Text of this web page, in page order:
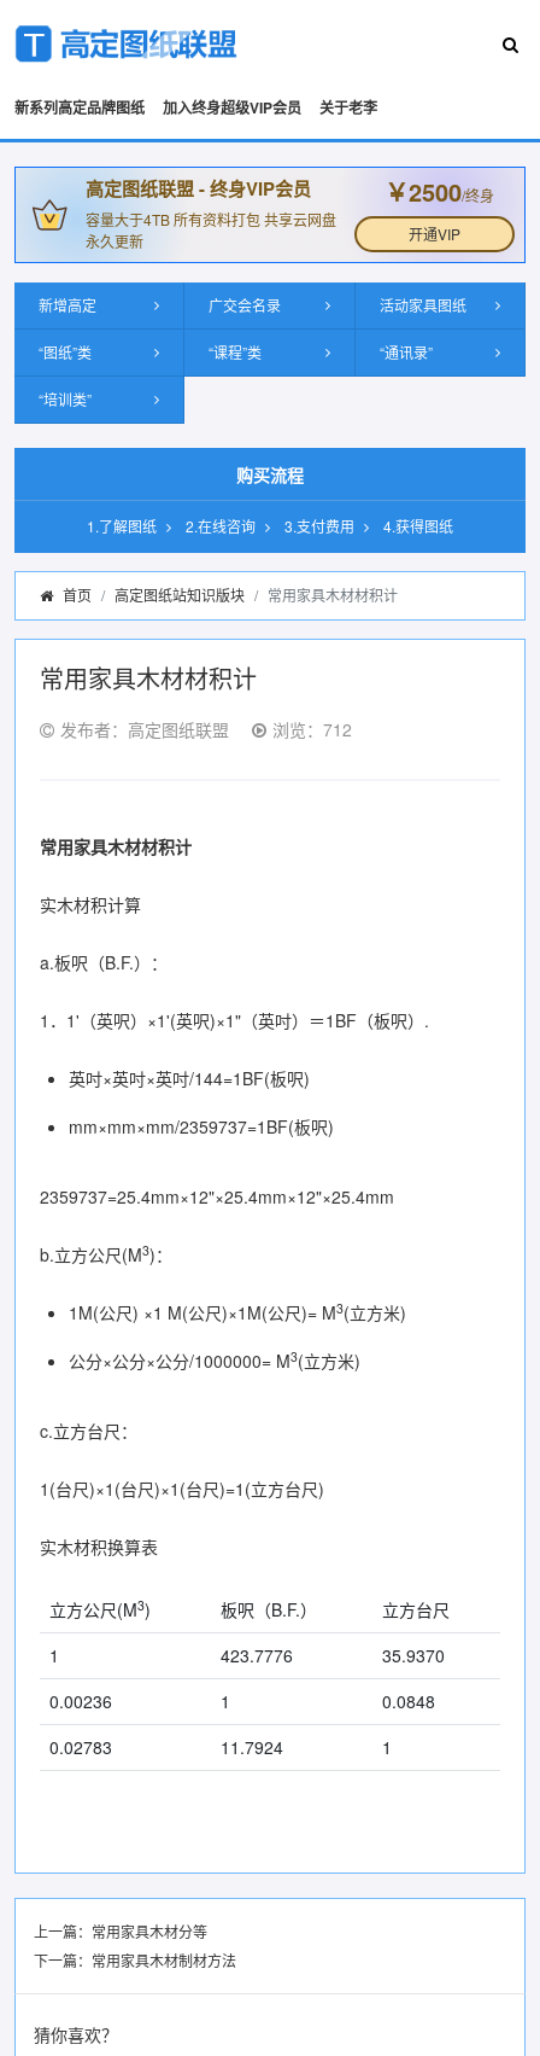
新系列高定品牌图纸 加入终身超级VIP会员 关于老李
高定图纸联盟 - 终身VIP会员
容量大于4TB 所有资料打包 共享云网盘
永久更新
￥2500/终身
开通VIP
新增高定 广交会名录 活动家具图纸
“图纸”类 “课程”类 “通讯录”
“培训类”
购买流程
1.了解图纸 2.在线咨询 3.支付费用 4.获得图纸
首页 高定图纸站知识版块 常用家具木材材积计
常用家具木材材积计
发布者：高定图纸联盟 浏览：712
常用家具木材材积计
实木材积计算
a.板呎（B.F.）：
1．1'（英呎）×1'(英呎)×1"（英吋）＝1BF（板呎）.
英吋×英吋×英吋/144=1BF(板呎)
mm×mm×mm/2359737=1BF(板呎)
2359737=25.4mm×12"×25.4mm×12"×25.4mm
b.立方公尺(M3)：
1M(公尺) ×1 M(公尺)×1M(公尺)= M3(立方米)
公分×公分×公分/1000000= M3(立方米)
c.立方台尺：
1(台尺)×1(台尺)×1(台尺)=1(立方台尺)
实木材积换算表
立方公尺(M3) 板呎（B.F.）
立方台尺
1
423.7776
35.9370
0.00236
1
0.0848
0.02783
11.7924 1
上一篇： 常用家具木材分等
下一篇： 常用家具木材制材方法
猜你喜欢？